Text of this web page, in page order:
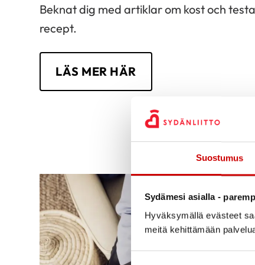
Suostumus
Sydämesi asialla -
Hyväksymällä evästeet
meitä kehittämään
Beknat dig med artiklar om kost och
recept.
LÄS MER HÄR